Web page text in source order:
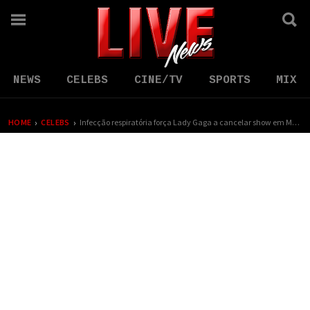
NEWS CELEBS CINE/TV SPORTS MIX
HOME › CELEBS › Infecção respiratória força Lady Gaga a cancelar show em Montreal, deixando fãs desolados